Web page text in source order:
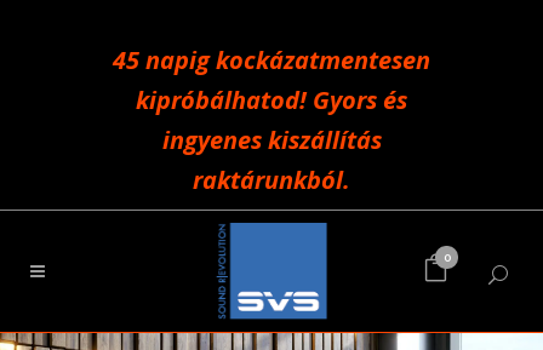
45 napig kockázatmentesen
kipróbálhatod! Gyors és
ingyenes kiszállítás
raktárunkból.
0